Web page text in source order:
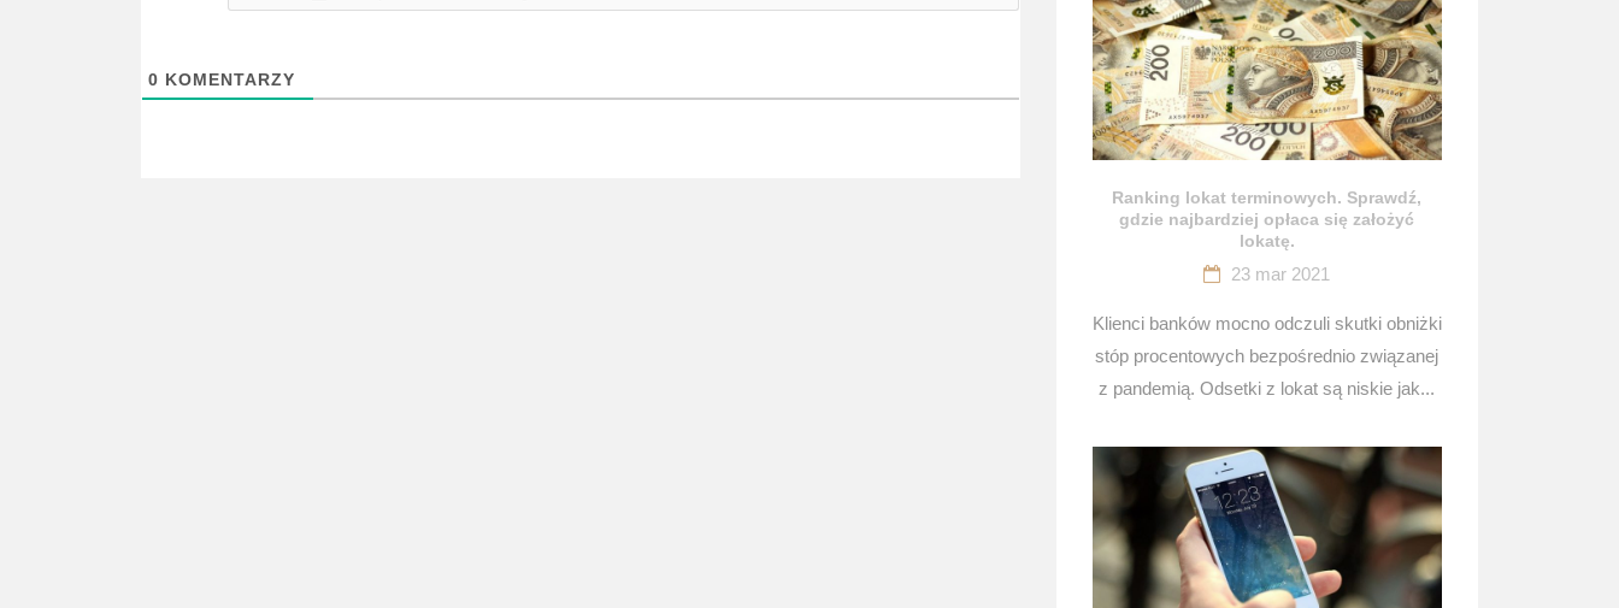
0 KOMENTARZY
Ranking lokat terminowych. Sprawdź,
gdzie najbardziej opłaca się założyć
lokatę.
23 mar 2021
Klienci banków mocno odczuli skutki obniżki
stóp procentowych bezpośrednio związanej
z pandemią. Odsetki z lokat są niskie jak...